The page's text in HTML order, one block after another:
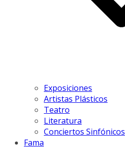
Exposiciones
Artistas Plásticos
Teatro
Literatura
Conciertos Sinfónicos
Fama